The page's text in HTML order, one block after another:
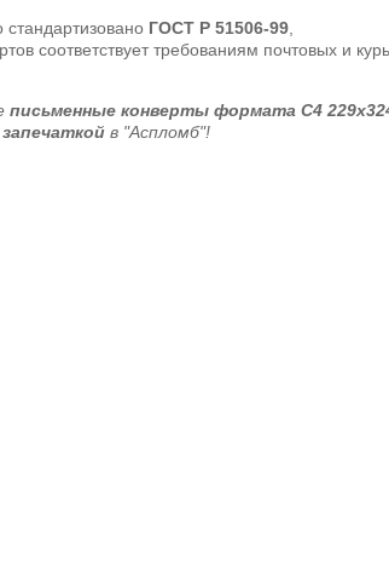
стандартизовано ГОСТ Р 51506-99
соответствует требованиям почтовых и
письменные конверты формата C4
в "Аспломб"!